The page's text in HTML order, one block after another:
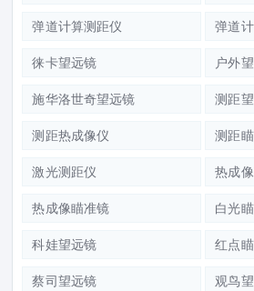
弹道计算测距仪 弹道
徕卡望远镜 户外
施华洛世奇望远镜 测距
测距热成像仪 测距
激光测距仪 热成
热成像瞄准镜 白光
科娃望远镜 红点
蔡司望远镜 观鸟